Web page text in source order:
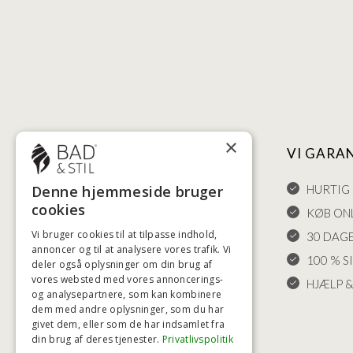
NYTTIGE LINKS
HANDELSBETINGELSER
LEVERING OG RETURET
FORTRYDELSESRET
KLAGER
FRAGT
INDSTILLINGER FOR COOKIES
VI
HURTIG
KØB
30
100 %
HJÆLP
×
Denne hjemmeside bruger
cookies
Vi bruger cookies til at tilpasse indhold,
annoncer og til at analysere vores trafik. Vi
deler også oplysninger om din brug af
vores websted med vores annoncerings-
og analysepartnere, som kan kombinere
dem med andre oplysninger, som du har
givet dem, eller som de har indsamlet fra
din brug af deres tjenester. Privatlivspolitik